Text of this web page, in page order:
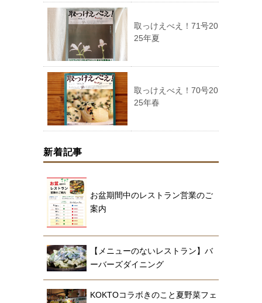
取っけえべえ！71号20
25年夏
取っけえべえ！70号20
25年春
新着記事
お盆期間中のレストラン営業のご
案内
【メニューのないレストラン】バ
ーバーズダイニング
KOKTOコラボきのこと夏野菜フェ